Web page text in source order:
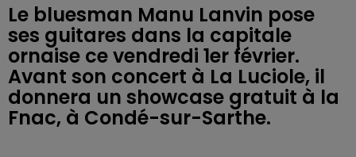
Le bluesman Manu Lanvin pose
ses guitares dans la capitale
ornaise ce vendredi 1er février.
Avant son concert à La Luciole, il
donnera un showcase gratuit à la
Fnac, à Condé-sur-Sarthe.